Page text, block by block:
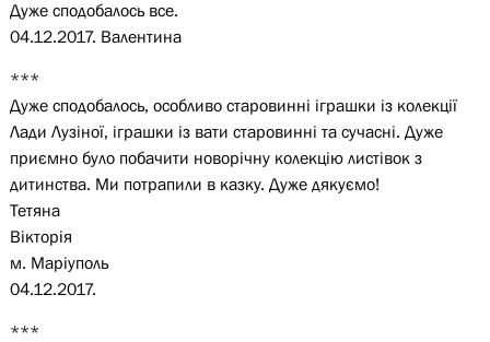
Дуже сподобалось все.
04.12.2017. Валентина
***
Дуже сподобалось, особливо старовинні іграшки із колекції
Лади Лузіної, іграшки із вати старовинні та сучасні. Дуже
приємно було побачити новорічну колекцію листівок з
дитинства. Ми потрапили в казку. Дуже дякуємо!
Тетяна
Вікторія
м. Маріуполь
04.12.2017.
***